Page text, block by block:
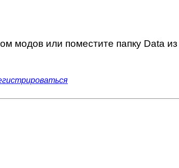
модов или поместите папку Data из